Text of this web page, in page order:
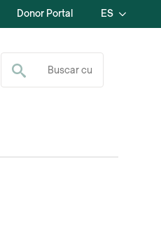
Donor Portal ES
Buscar: